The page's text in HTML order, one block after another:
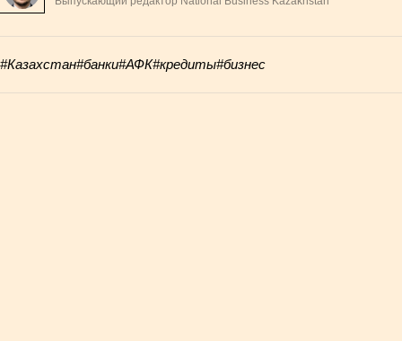
#Казахстан#банки#АФК#кредиты#бизнес